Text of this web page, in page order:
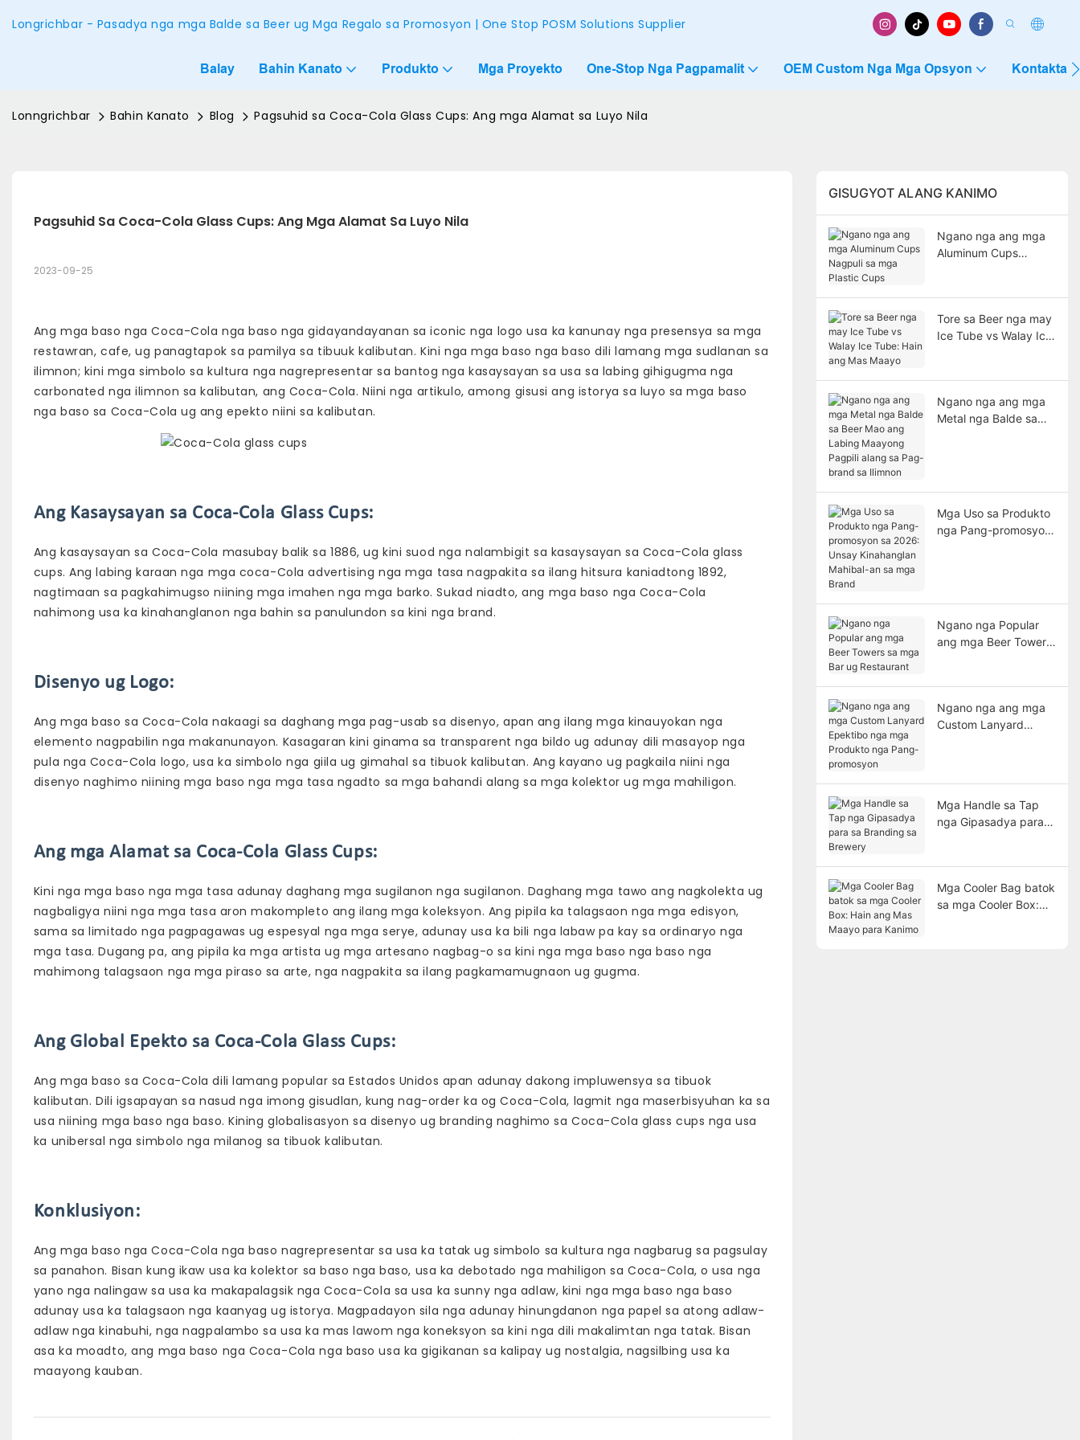
Longrichbar - Pasadya nga mga Balde sa Beer ug Mga Regalo sa Promosyon | One Stop POSM Solutions Supplier
Balay Bahin Kanato Produkto Mga Proyekto One-Stop Nga Pagpamalit OEM Custom Nga Mga Opsyon Kontakta
Lonngrichbar Bahin Kanato Blog Pagsuhid sa Coca-Cola Glass Cups: Ang mga Alamat sa Luyo Nila
Pagsuhid Sa Coca-Cola Glass Cups: Ang Mga Alamat Sa Luyo Nila
2023-09-25
Ang mga baso nga Coca-Cola nga baso nga gidayandayanan sa iconic nga logo usa ka kanunay nga presensya sa mga
restawran, cafe, ug panagtapok sa pamilya sa tibuuk kalibutan. Kini nga mga baso nga baso dili lamang mga sudlanan sa
ilimnon; kini mga simbolo sa kultura nga nagrepresentar sa bantog nga kasaysayan sa usa sa labing gihigugma nga
carbonated nga ilimnon sa kalibutan, ang Coca-Cola. Niini nga artikulo, among gisusi ang istorya sa luyo sa mga baso
nga baso sa Coca-Cola ug ang epekto niini sa kalibutan.
Ang Kasaysayan sa Coca-Cola Glass Cups:
Ang kasaysayan sa Coca-Cola masubay balik sa 1886, ug kini suod nga nalambigit sa kasaysayan sa Coca-Cola glass
cups. Ang labing karaan nga mga coca-Cola advertising nga mga tasa nagpakita sa ilang hitsura kaniadtong 1892,
nagtimaan sa pagkahimugso niining mga imahen nga mga barko. Sukad niadto, ang mga baso nga Coca-Cola
nahimong usa ka kinahanglanon nga bahin sa panulundon sa kini nga brand.
Disenyo ug Logo:
Ang mga baso sa Coca-Cola nakaagi sa daghang mga pag-usab sa disenyo, apan ang ilang mga kinauyokan nga
elemento nagpabilin nga makanunayon. Kasagaran kini ginama sa transparent nga bildo ug adunay dili masayop nga
pula nga Coca-Cola logo, usa ka simbolo nga giila ug gimahal sa tibuok kalibutan. Ang kayano ug pagkaila niini nga
disenyo naghimo niining mga baso nga mga tasa ngadto sa mga bahandi alang sa mga kolektor ug mga mahiligon.
Ang mga Alamat sa Coca-Cola Glass Cups:
Kini nga mga baso nga mga tasa adunay daghang mga sugilanon nga sugilanon. Daghang mga tawo ang nagkolekta ug
nagbaligya niini nga mga tasa aron makompleto ang ilang mga koleksyon. Ang pipila ka talagsaon nga mga edisyon,
sama sa limitado nga pagpagawas ug espesyal nga mga serye, adunay usa ka bili nga labaw pa kay sa ordinaryo nga
mga tasa. Dugang pa, ang pipila ka mga artista ug mga artesano nagbag-o sa kini nga mga baso nga baso nga
mahimong talagsaon nga mga piraso sa arte, nga nagpakita sa ilang pagkamamugnaon ug gugma.
Ang Global Epekto sa Coca-Cola Glass Cups:
Ang mga baso sa Coca-Cola dili lamang popular sa Estados Unidos apan adunay dakong impluwensya sa tibuok
kalibutan. Dili igsapayan sa nasud nga imong gisudlan, kung nag-order ka og Coca-Cola, lagmit nga maserbisyuhan ka sa
usa niining mga baso nga baso. Kining globalisasyon sa disenyo ug branding naghimo sa Coca-Cola glass cups nga usa
ka unibersal nga simbolo nga milanog sa tibuok kalibutan.
Konklusiyon:
Ang mga baso nga Coca-Cola nga baso nagrepresentar sa usa ka tatak ug simbolo sa kultura nga nagbarug sa pagsulay
sa panahon. Bisan kung ikaw usa ka kolektor sa baso nga baso, usa ka debotado nga mahiligon sa Coca-Cola, o usa nga
yano nga nalingaw sa usa ka makapalagsik nga Coca-Cola sa usa ka sunny nga adlaw, kini nga mga baso nga baso
adunay usa ka talagsaon nga kaanyag ug istorya. Magpadayon sila nga adunay hinungdanon nga papel sa atong adlaw-
adlaw nga kinabuhi, nga nagpalambo sa usa ka mas lawom nga koneksyon sa kini nga dili makalimtan nga tatak. Bisan
asa ka moadto, ang mga baso nga Coca-Cola nga baso usa ka gigikanan sa kalipay ug nostalgia, nagsilbing usa ka
maayong kauban.
GISUGYOT ALANG KANIMO
Ngano nga ang mga
Aluminum Cups
Tore sa Beer nga may
Ice Tube vs Walay Ice
Ngano nga ang mga
Metal nga Balde sa
Mga Uso sa Produkto
nga Pang-promosyon
Ngano nga Popular
ang mga Beer Towers
Ngano nga ang mga
Custom Lanyard
Mga Handle sa Tap
nga Gipasadya para
Mga Cooler Bag batok
sa mga Cooler Box: